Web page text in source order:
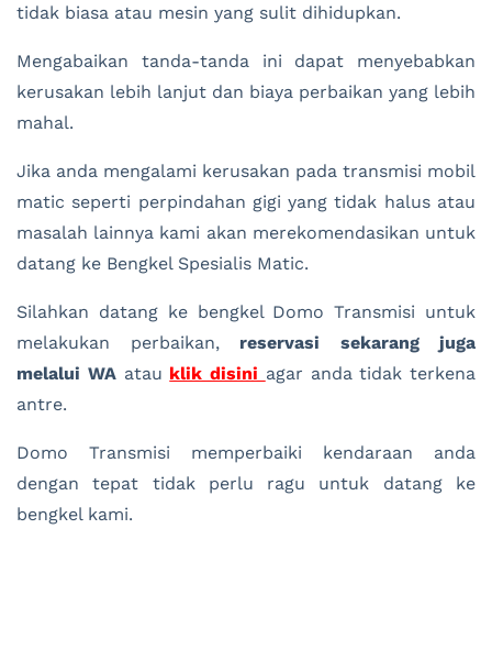
tidak biasa atau mesin yang sulit dihidupkan.
Mengabaikan tanda-tanda ini dapat menyebabkan
kerusakan lebih lanjut dan biaya perbaikan yang lebih
mahal.
Jika anda mengalami kerusakan pada transmisi mobil
matic seperti perpindahan gigi yang tidak halus atau
masalah lainnya kami akan merekomendasikan untuk
datang ke Bengkel Spesialis Matic.
Silahkan datang ke bengkel Domo Transmisi untuk
melakukan perbaikan, reservasi sekarang juga
melalui WAatau klik disini agar anda tidak terkena
antre.
Domo Transmisi memperbaiki kendaraan anda
dengan tepat tidak perlu ragu untuk datang ke
bengkel kami.